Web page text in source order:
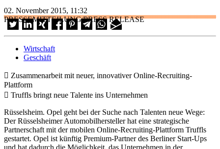
02. November 2015, 11:32
PRESSEMITTEILUNG/PRESS RELEASE
Wirtschaft
Geschäft
 Zusammenarbeit mit neuer, innovativer Online-Recruiting-
Plattform
 Truffls bringt neue Talente ins Unternehmen
Rüsselsheim. Opel geht bei der Suche nach Talenten neue Wege:
Der Rüsselsheimer Automobilhersteller hat eine strategische
Partnerschaft mit der mobilen Online-Recruiting-Plattform Truffls
gestartet. Opel ist künftig Premium-Partner des Berliner Start-Ups
und hat dadurch die Möglichkeit, das Unternehmen in der